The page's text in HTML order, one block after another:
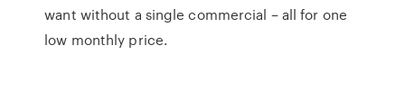
want without a single commercial – all for one
low monthly price.